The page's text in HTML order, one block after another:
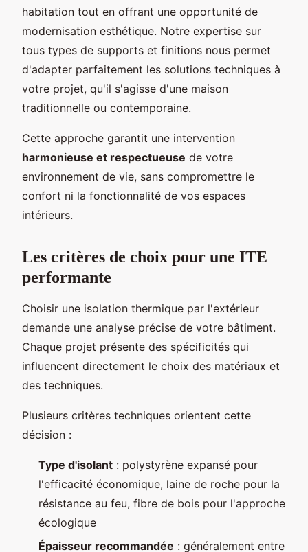
habitation tout en offrant une opportunité de
modernisation esthétique. Notre expertise sur
tous types de supports et finitions nous permet
d'adapter parfaitement les solutions techniques à
votre projet, qu'il s'agisse d'une maison
traditionnelle ou contemporaine.
Cette approche garantit une intervention
harmonieuse et respectueuse de votre
environnement de vie, sans compromettre le
confort ni la fonctionnalité de vos espaces
intérieurs.
Les critères de choix pour une ITE
performante
Choisir une isolation thermique par l'extérieur
demande une analyse précise de votre bâtiment.
Chaque projet présente des spécificités qui
influencent directement le choix des matériaux et
des techniques.
Plusieurs critères techniques orientent cette
décision :
Type d'isolant : polystyrène expansé pour
l'efficacité économique, laine de roche pour la
résistance au feu, fibre de bois pour l'approche
écologique
Épaisseur recommandée : généralement entre